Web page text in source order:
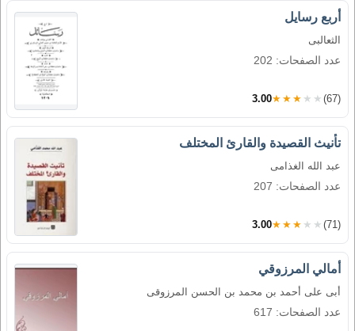
أربع رسايل
الثعالبى
عدد الصفحات: 202
3.00★★★★★ (67)
تأنيث القصيدة والقارئ المختلف
عبد الله الغذامى
عدد الصفحات: 207
3.00★★★★★ (71)
أمالي المرزوقي
أبى على أحمد بن محمد بن الحسن المرزوقى
عدد الصفحات: 617